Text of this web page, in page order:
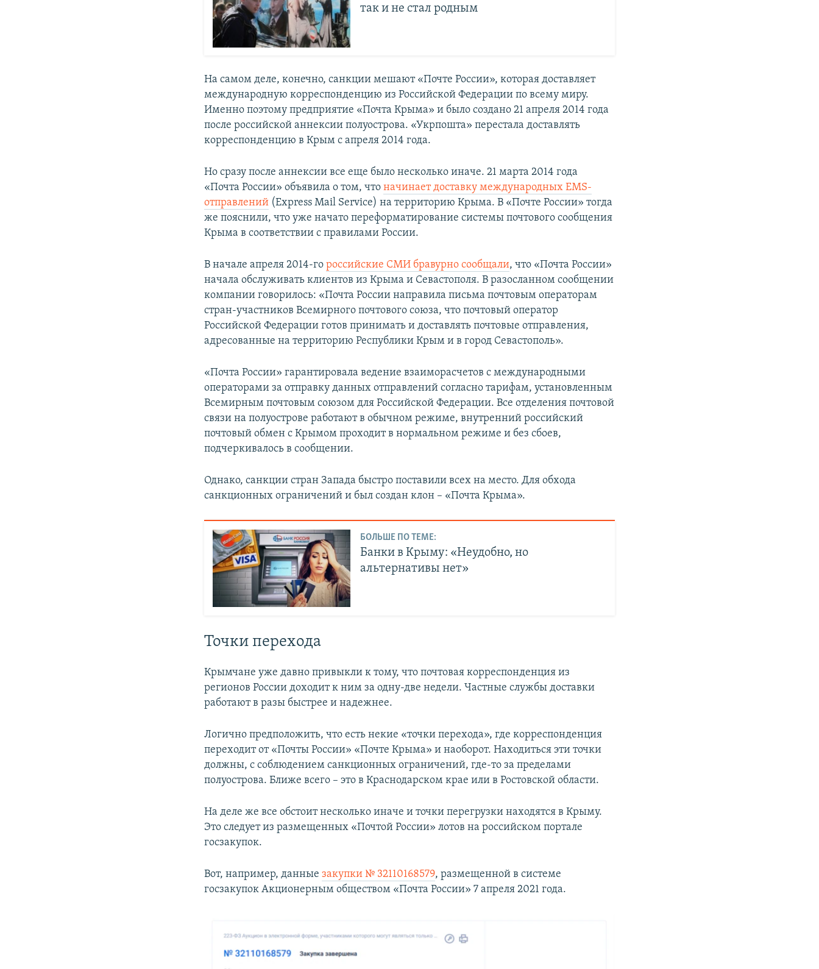
так и не стал родным
На самом деле, конечно, санкции мешают «Почте России», которая доставляет
международную корреспонденцию из Российской Федерации по всему миру.
Именно поэтому предприятие «Почта Крыма» и было создано 21 апреля 2014 года
после российской аннексии полуострова. «Укрпошта» перестала доставлять
корреспонденцию в Крым с апреля 2014 года.
Но сразу после аннексии все еще было несколько иначе. 21 марта 2014 года
«Почта России» объявила о том, чтоначинает доставку международных EMS-
отправлений (Express Mail Service) на территорию Крыма. В «Почте России» тогда
же пояснили, что уже начато переформатирование системы почтового сообщения
Крыма в соответствии с правилами России.
В начале апреля 2014-гороссийские СМИ бравурно сообщали, что «Почта России»
начала обслуживать клиентов из Крыма и Севастополя. В разосланном сообщении
компании говорилось: «Почта России направила письма почтовым операторам
стран-участников Всемирного почтового союза, что почтовый оператор
Российской Федерации готов принимать и доставлять почтовые отправления,
адресованные на территорию Республики Крым и в город Севастополь».
«Почта России» гарантировала ведение взаиморасчетов с международными
операторами за отправку данных отправлений согласно тарифам, установленным
Всемирным почтовым союзом для Российской Федерации. Все отделения почтовой
связи на полуострове работают в обычном режиме, внутренний российский
почтовый обмен с Крымом проходит в нормальном режиме и без сбоев,
подчеркивалось в сообщении.
Однако, санкции стран Запада быстро поставили всех на место. Для обхода
санкционных ограничений и был создан клон – «Почта Крыма».
БОЛЬШЕ ПО ТЕМЕ:
Банки в Крыму: «Неудобно, но
альтернативы нет»
Точки перехода
Крымчане уже давно привыкли к тому, что почтовая корреспонденция из
регионов России доходит к ним за одну-две недели. Частные службы доставки
работают в разы быстрее и надежнее.
Логично предположить, что есть некие «точки перехода», где корреспонденция
переходит от «Почты России» «Почте Крыма» и наоборот. Находиться эти точки
должны, с соблюдением санкционных ограничений, где-то за пределами
полуострова. Ближе всего – это в Краснодарском крае или в Ростовской области.
На деле же все обстоит несколько иначе и точки перегрузки находятся в Крыму.
Это следует из размещенных «Почтой России» лотов на российском портале
госзакупок.
Вот, например, данныезакупки № 32110168579, размещенной в системе
госзакупок Акционерным обществом «Почта России» 7 апреля 2021 года.